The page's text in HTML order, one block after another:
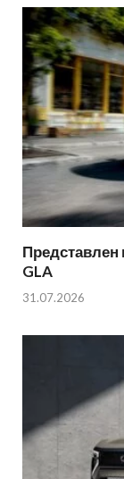
GLA
31.07.2026